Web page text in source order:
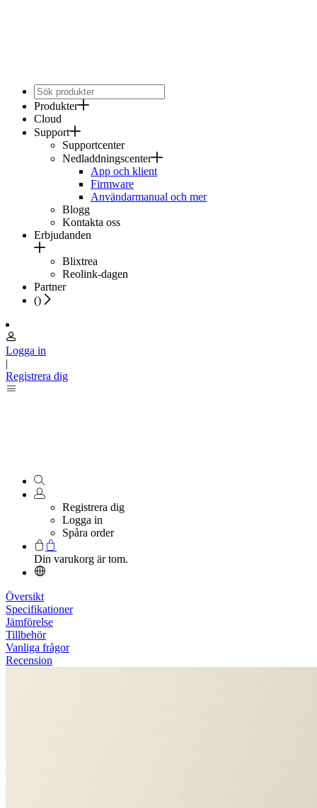
Produkter
Cloud
Support
Supportcenter
Nedladdningscenter
App och klient
Firmware
Användarmanual och mer
Blogg
Kontakta oss
Erbjudanden
Blixtrea
Reolink-dagen
Partner
()
Logga in
|
Registrera dig
Registrera dig
Logga in
Spåra order
Din varukorg är tom.
Översikt
Specifikationer
Jämförelse
Tillbehör
Vanliga frågor
Recension